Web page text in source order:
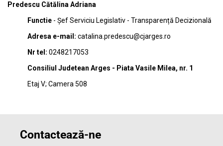
Predescu Cătălina Adriana
Functie - Șef Serviciu Legislativ - Transparență Decizională
Adresa e-mail: catalina.predescu@cjarges.ro
Nr tel: 0248217053
Consiliul Judetean Arges - Piata Vasile Milea, nr. 1
Etaj V; Camera 508